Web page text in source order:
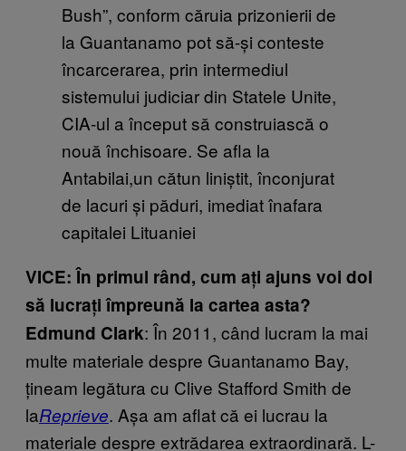
Bush”, conform căruia prizonierii de
la Guantanamo pot să-și conteste
încarcerarea, prin intermediul
sistemului judiciar din Statele Unite,
CIA-ul a început să construiască o
nouă închisoare. Se afla la
Antabilai,un cătun liniștit, înconjurat
de lacuri și păduri, imediat înafara
capitalei Lituaniei
VICE: În primul rând, cum ați ajuns voi doi
să lucrați împreună la cartea asta?
Edmund Clark: În 2011, când lucram la mai
multe materiale despre Guantanamo Bay,
țineam legătura cu Clive Stafford Smith de
laReprieve. Așa am aflat că ei lucrau la
materiale despre extrădarea extraordinară. L-